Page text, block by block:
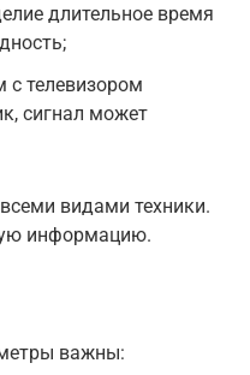
длительное время
с телевизором
сигнал может
видами техники.
информацию.
важны: